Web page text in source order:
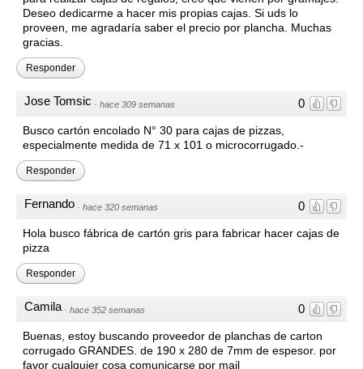
Deseo dedicarme a hacer mis propias cajas. Si uds lo
proveen, me agradaría saber el precio por plancha. Muchas
gracias.
Responder
0
Jose Tomsic · hace 309 semanas
Busco cartón encolado N° 30 para cajas de pizzas,
especialmente medida de 71 x 101 o microcorrugado.-
Responder
0
Fernando · hace 320 semanas
Hola busco fábrica de cartón gris para fabricar hacer cajas de
pizza
Responder
0
Camila · hace 352 semanas
Buenas, estoy buscando proveedor de planchas de carton
corrugado GRANDES. de 190 x 280 de 7mm de espesor. por
favor cualquier cosa comunicarse por mail